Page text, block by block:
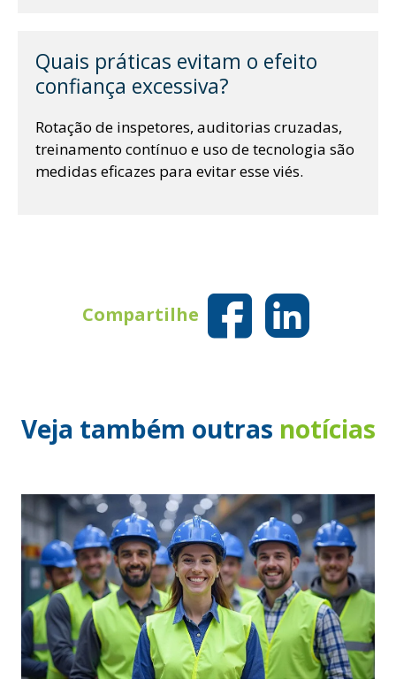
Quais práticas evitam o efeito
confiança excessiva?
Rotação de inspetores, auditorias cruzadas,
treinamento contínuo e uso de tecnologia são
medidas eficazes para evitar esse viés.
Compartilhe
Veja também outras notícias